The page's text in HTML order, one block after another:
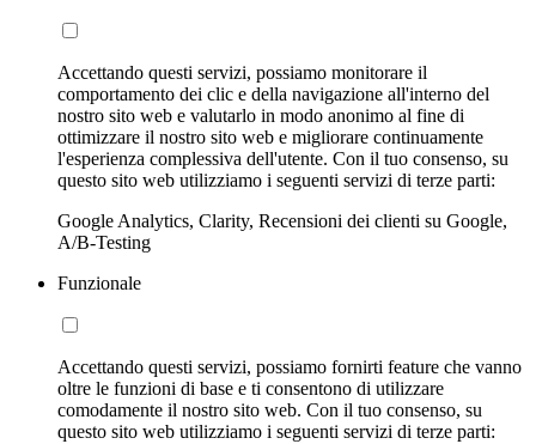
Accettando questi servizi, possiamo monitorare il
comportamento dei clic e della navigazione all'interno del
nostro sito web e valutarlo in modo anonimo al fine di
ottimizzare il nostro sito web e migliorare continuamente
l'esperienza complessiva dell'utente. Con il tuo consenso, su
questo sito web utilizziamo i seguenti servizi di terze parti:
Google Analytics, Clarity, Recensioni dei clienti su Google,
A/B-Testing
Funzionale
Accettando questi servizi, possiamo fornirti feature che vanno
oltre le funzioni di base e ti consentono di utilizzare
comodamente il nostro sito web. Con il tuo consenso, su
questo sito web utilizziamo i seguenti servizi di terze parti: